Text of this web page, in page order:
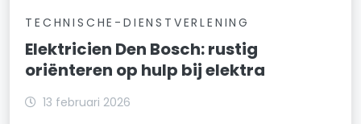
TECHNISCHE-DIENSTVERLENING
Elektricien Den Bosch: rustig
oriënteren op hulp bij elektra
13 februari 2026